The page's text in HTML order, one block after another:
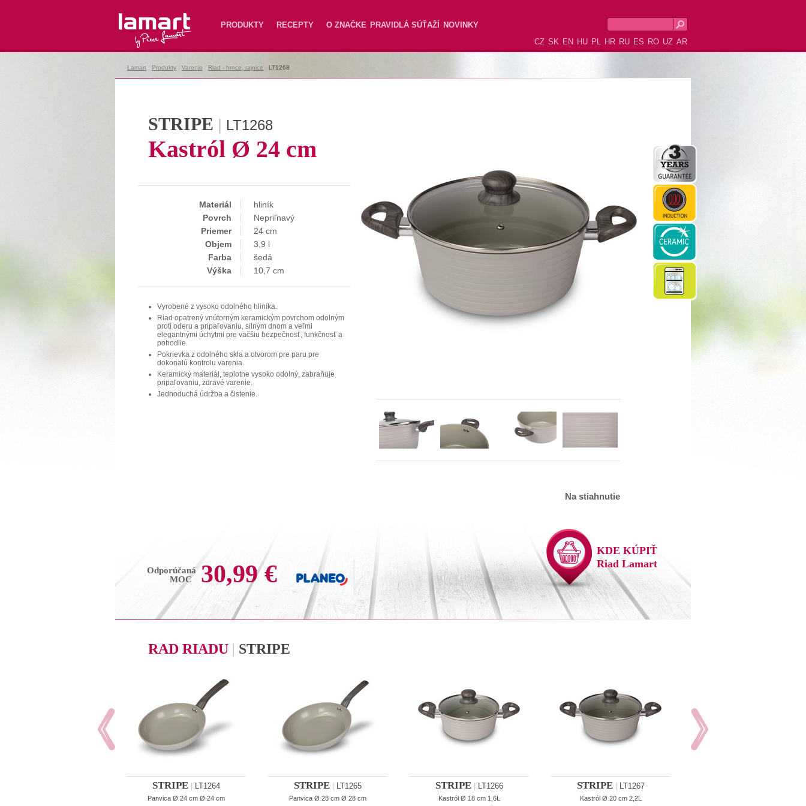
Lamart PRODUKTY RECEPTY O ZNAČKE PRAVIDLÁ SÚŤAŽÍ
NOVINKY
CZ SK EN HU PL HR RU ES RO UZ AR
Lamart Produkty Varenie Riad - hrnce, rajnice LT1268
Na stiahnutie
STRIPE | LT1268
Kastról Ø 24 cm
Materiál
hliník
Povrch
Nepriľnavý
Priemer
24 cm
Objem
3,9 l
Farba
šedá
Výška
10,7 cm
Vyrobené z vysoko odolného hliníka.
Riad opatrený vnútorným keramickým povrchom odolným
proti oderu a pripaľovaniu, silným dnom a veľmi
elegantnými úchytmi pre väčšiu bezpečnosť, funkčnosť a
pohodlie.
Pokrievka z odolného skla a otvorom pre paru pre
dokonalú kontrolu varenia.
Keramický materiál, teplotne vysoko odolný, zabraňuje
pripaľovaniu, zdravé varenie.
Jednoduchá údržba a čistenie.
Odporúčaná
MOC
30,99 €
KDE KÚPIŤ
Riad Lamart
RAD RIADU | STRIPE
STRIPE| LT1264
Panvica Ø 24 cm Ø 24 cm
STRIPE| LT1265
Panvica Ø 28 cm Ø 28 cm
STRIPE LT1266
Kastról Ø 18 cm 1,6L
STRIPE| LT1267
Kastról Ø 20 cm 2,2L